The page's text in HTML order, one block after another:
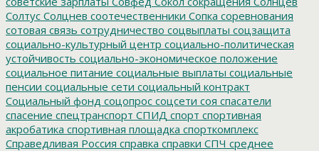
Солтус Солцнев соотечественники Сопка соревнования
сотовая связь сотрудничество соцвыплаты соцзащита
социально-культурный центр социально-политическая
устойчивость социально-экономическое положение
социальное питание социальные выплаты социальные
пенсии социальные сети социальный контракт
Социальный фонд соцопрос соцсети соя спасатели
спасение спецтранспорт СПИД спорт спортивная
акробатика спортивная площадка спорткомплекс
Справедливая Россия справка справки СПЧ среднее